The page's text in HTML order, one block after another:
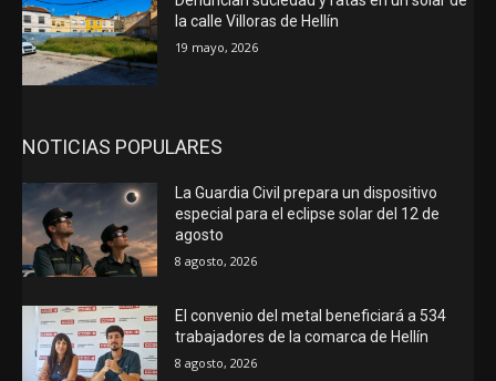
la calle Villoras de Hellín
19 mayo, 2026
NOTICIAS POPULARES
La Guardia Civil prepara un dispositivo
especial para el eclipse solar del 12 de
agosto
8 agosto, 2026
El convenio del metal beneficiará a 534
trabajadores de la comarca de Hellín
8 agosto, 2026